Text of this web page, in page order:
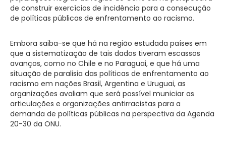
de construir exercícios de incidência para a consecução
de políticas públicas de enfrentamento ao racismo.
Embora saiba-se que há na região estudada países em
que a sistematização de tais dados tiveram escassos
avanços, como no Chile e no Paraguai, e que há uma
situação de paralisia das políticas de enfrentamento ao
racismo em nações Brasil, Argentina e Uruguai, as
organizações avaliam que será possível municiar as
articulações e organizações antirracistas para a
demanda de políticas públicas na perspectiva da Agenda
20-30 da ONU.